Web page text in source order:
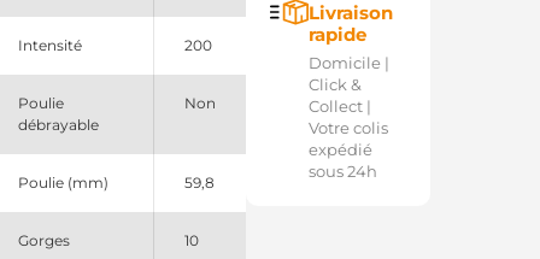
Intensité 200
Poulie
débrayable
Non
Poulie (mm) 59,8
Gorges 10
Livraison
rapide
Domicile |
Click &
Collect |
Votre colis
expédié
sous 24h